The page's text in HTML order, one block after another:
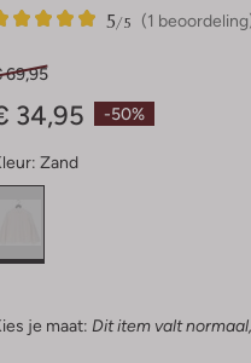
(1
5/5
-50%
69,95
34,95
Zand
je maat: Dit item valt